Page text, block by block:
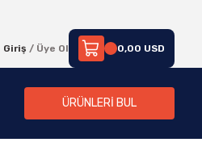
Giriş / Üye Ol 0,00 USD
ÜRÜNLERİ BUL